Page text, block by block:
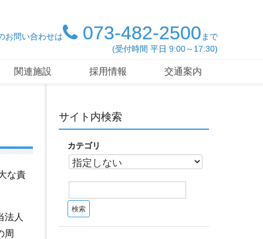
お問い合わせは 073-482-2500 まで
(受付時間 平日 9:00～17:30)
関連施設 採用情報 交通案内
な責
法人
周
サイト内検索
カテゴリ